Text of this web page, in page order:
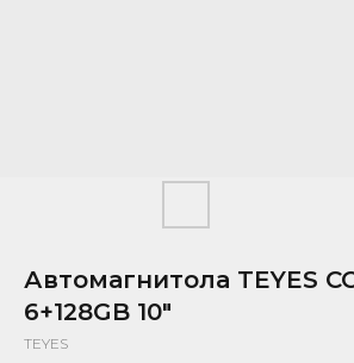
Автомагнитола TEYES
6+128GB 10"
TEYES